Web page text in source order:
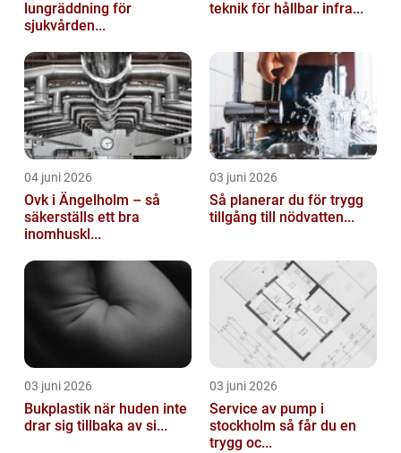
lungräddning för
sjukvården...
teknik för hållbar infra...
04 juni 2026
Ovk i Ängelholm – så
säkerställs ett bra
inomhuskl...
03 juni 2026
Så planerar du för trygg
tillgång till nödvatten...
03 juni 2026
Bukplastik när huden inte
drar sig tillbaka av si...
03 juni 2026
Service av pump i
stockholm så får du en
trygg oc...